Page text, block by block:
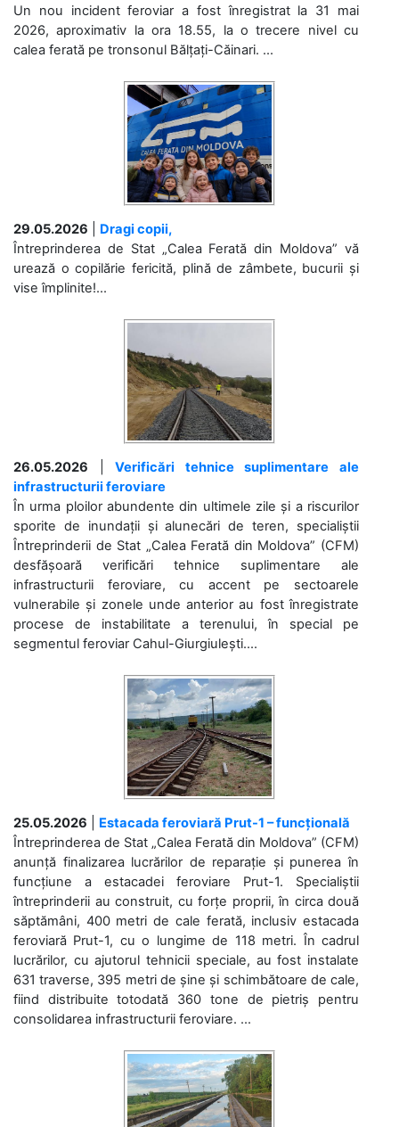
Un nou incident feroviar a fost înregistrat la 31 mai
2026, aproximativ la ora 18.55, la o trecere nivel cu
calea ferată pe tronsonul Bălțați-Căinari. ...
29.05.2026
Dragi copii,
Întreprinderea de Stat „Calea Ferată din Moldova” vă
urează o copilărie fericită, plină de zâmbete, bucurii și
vise împlinite!...
26.05.2026 |Verificări tehnice suplimentare ale
infrastructurii feroviare
În urma ploilor abundente din ultimele zile și a riscurilor
sporite de inundații și alunecări de teren, specialiștii
Întreprinderii de Stat „Calea Ferată din Moldova” (CFM)
desfășoară verificări tehnice suplimentare ale
infrastructurii feroviare, cu accent pe sectoarele
vulnerabile și zonele unde anterior au fost înregistrate
procese de instabilitate a terenului, în special pe
segmentul feroviar Cahul-Giurgiulești....
25.05.2026
Estacada feroviară Prut-1 – funcțională
Întreprinderea de Stat „Calea Ferată din Moldova” (CFM)
anunță finalizarea lucrărilor de reparație și punerea în
funcțiune a estacadei feroviare Prut-1. Specialiștii
întreprinderii au construit, cu forțe proprii, în circa două
săptămâni, 400 metri de cale ferată, inclusiv estacada
feroviară Prut-1, cu o lungime de 118 metri. În cadrul
lucrărilor, cu ajutorul tehnicii speciale, au fost instalate
631 traverse, 395 metri de șine și schimbătoare de cale,
fiind distribuite totodată 360 tone de pietriș pentru
consolidarea infrastructurii feroviare. ...